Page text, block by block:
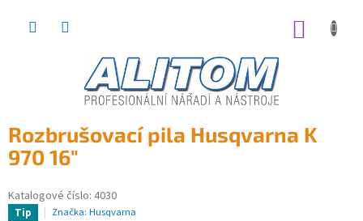
Rozbrušovací pila Husqvarna K
970 16"
Katalogové číslo: 4030
Tip Značka: Husqvarna